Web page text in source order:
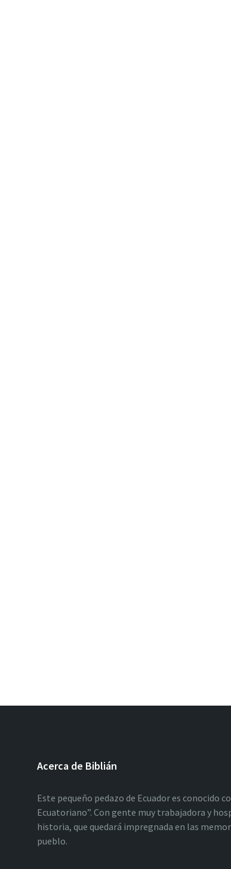
Acerca de Biblián
Este pequeño pedazo de Ecuador es conocido
Ecuatoriano”. Con gente muy trabajadora y
historia, que quedará impregnada en las
pueblo.